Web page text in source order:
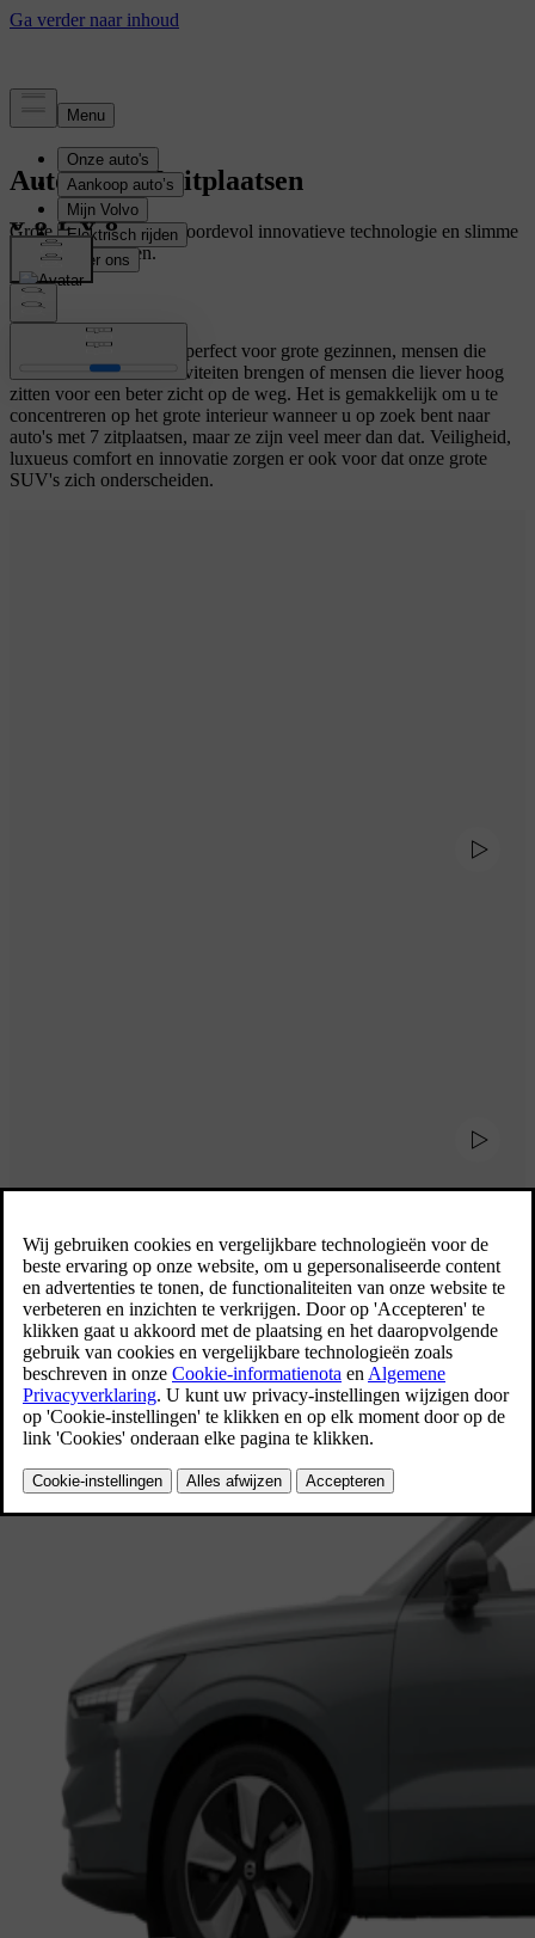
Auto's met 7 zitplaatsen
Grote premium auto's boordevol innovatieve technologie en slimme
opbergoplossingen.
Volvo zevenzitters zijn perfect voor grote gezinnen, mensen die
kinderen vaak naar activiteiten brengen of mensen die liever hoog
zitten voor een beter zicht op de weg. Het is gemakkelijk om u te
concentreren op het grote interieur wanneer u op zoek bent naar
auto's met 7 zitplaatsen, maar ze zijn veel meer dan dat. Veiligheid,
luxueus comfort en innovatie zorgen er ook voor dat onze grote
SUV's zich onderscheiden.
Ontdek onze auto's met 7 zitplaatsen